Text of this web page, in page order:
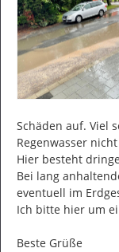
Schäden auf. Viel
Regenwasser
Hier besteht
Bei lang
eventuell im
Ich bitte hier um
Beste Grüße